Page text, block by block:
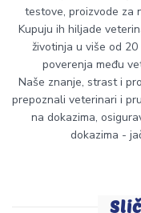
testove, proizvode za
Kupuju ih hiljade
životinja u više od
poverenja među
Naše znanje, strast i
prepoznali veterinari i
na dokazima,
dokazima -